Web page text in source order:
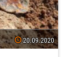
20.09.2020